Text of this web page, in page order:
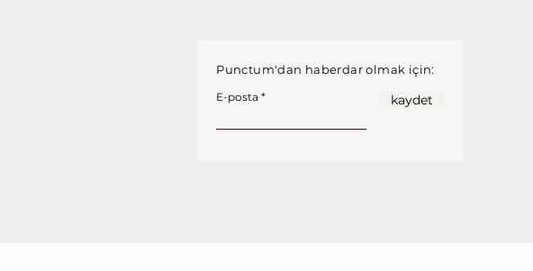
Punctum'dan haberdar olmak için:
E-posta kaydet